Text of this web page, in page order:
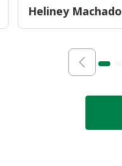
Heliney Machado